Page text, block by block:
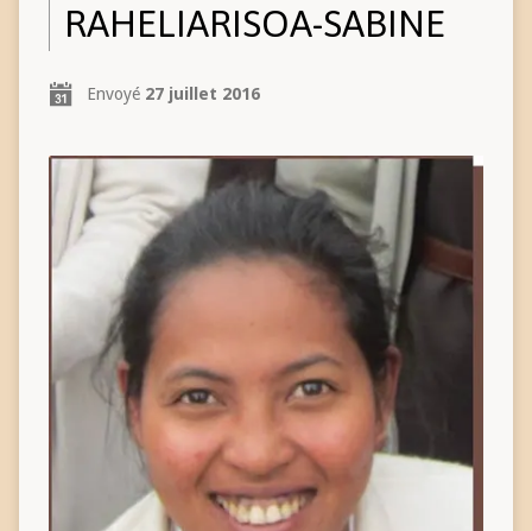
RAHELIARISOA-SABINE
Envoyé 27 juillet 2016